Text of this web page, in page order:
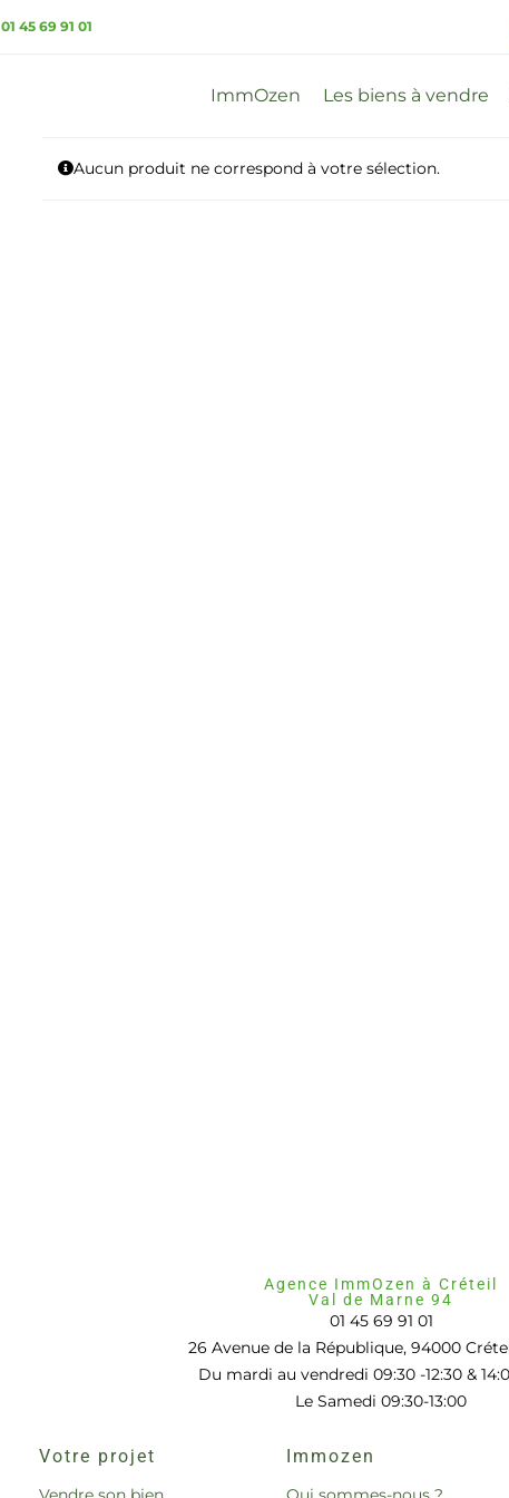
01 45 69 91 01
ImmOzen Les biens à vendre
Aucun produit ne correspond à votre sélection.
Agence ImmOzen à Créteil
Val de Marne 94
01 45 69 91 01
26 Avenue de la République, 94000
Du mardi au vendredi 09:30 -12:30 &
Le Samedi 09:30-13:00
Votre projet Immozen